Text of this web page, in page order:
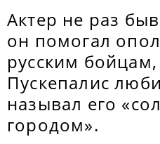
Актер не раз
он помогал
русским
Пускепалис
называл его
городом».